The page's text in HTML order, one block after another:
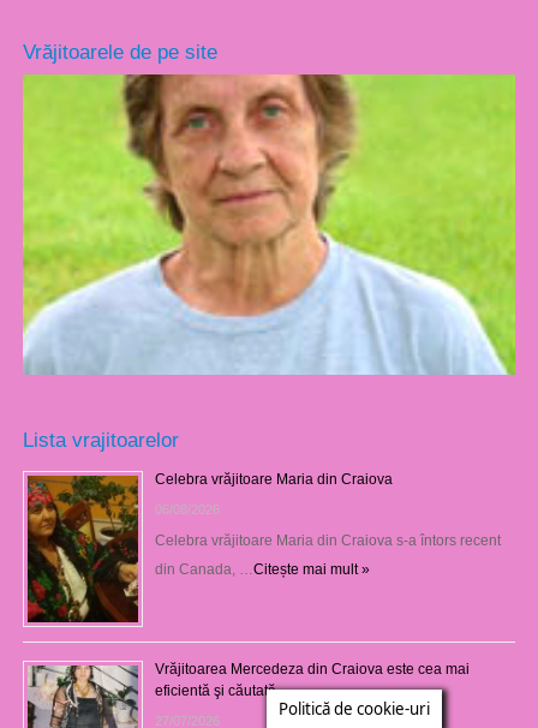
Vrăjitoarele de pe site
Lista vrajitoarelor
Celebra vrăjitoare Maria din Craiova
06/08/2026
Celebra vrăjitoare Maria din Craiova s-a întors recent
din Canada, … Citește mai mult »
Vrăjitoarea Mercedeza din Craiova este cea mai
eficientă şi căutată
27/07/2026
Politică de cookie-uri